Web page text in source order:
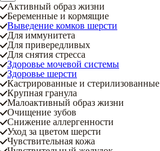
Активный образ жизни
Беременные и кормящие
Выведение комков шерсти
Для иммунитета
Для привередливых
Для снятия стресса
Здоровье мочевой системы
Здоровье шерсти
Кастрированные и стерилизованные
Крупная гранула
Малоактивный образ жизни
Очищение зубов
Снижение аллергенности
Уход за цветом шерсти
Чувствительная кожа